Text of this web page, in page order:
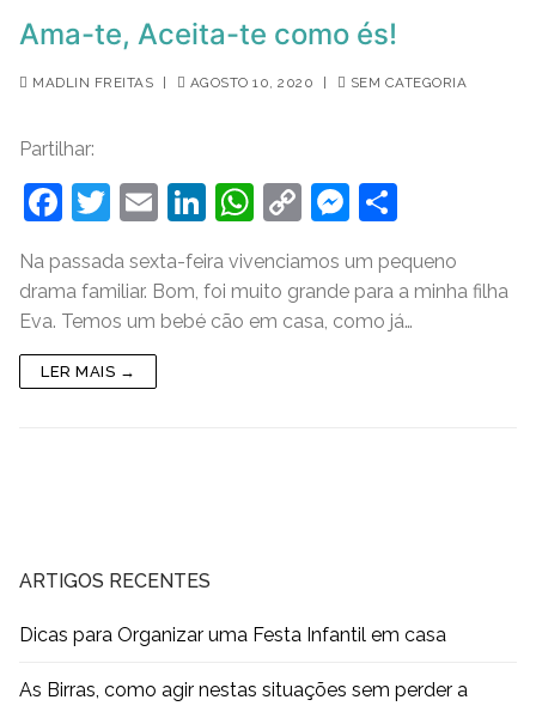
Ama-te, Aceita-te como és!
MADLIN FREITAS | AGOSTO 10, 2020 | SEM CATEGORIA
Partilhar:
F
c
e
b
o
T
itt
er
E
ai
l
Li
k
e
W
at
s
C
p
y
M
ss
e
ar
e
Na passada sexta-feira vivenciamos um pequeno
drama familiar. Bom, foi muito grande para a minha filha
Eva. Temos um bebé cão em casa, como já…
LER MAIS →
ARTIGOS RECENTES
Dicas para Organizar uma Festa Infantil em casa
As Birras, como agir nestas situações sem perder a